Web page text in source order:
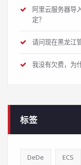
阿里云服务器导
定？
请问现在黑龙江
我没有欠费，为
标签
DeDe ECS